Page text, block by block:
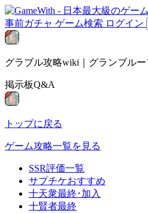
事前ガチャ ゲーム検索 ログイン
グラブル攻略wiki｜グランブル
掲示板Q&A
トップに戻る
ゲーム攻略一覧を見る
SSR評価一覧
サプチケおすすめ
十天衆最終･加入
十賢者最終